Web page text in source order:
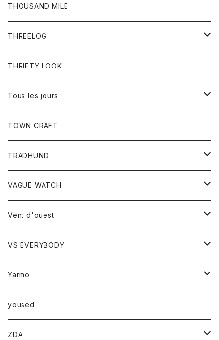
ワンピース
コート
ジーンズ
ショートパンツ
トップス
Tシャツ
THOUSAND MILE
THREELOG
トップス
Tシャツ
THRIFTY LOOK
Tous les jours
トップス
レディース
カットソー
TOWN CRAFT
TRADHUND
セーター
ベスト
VAGUE WATCH
時計
Vent d'ouest
ボトム
スカート
トップス
ベスト
VS EVERYBODY
トップス
Ｔシャツ
Yarmo
アウター
コート
小物
yoused
ZDA